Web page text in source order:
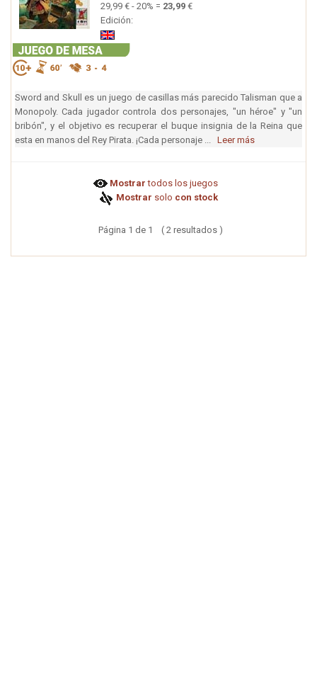
29,99 € - 20% = 23,99 €
Edición:
Sword and Skull es un juego de casillas más parecido Talisman que a
Monopoly. Cada jugador controla dos personajes, "un héroe" y "un
bribón", y el objetivo es recuperar el buque insignia de la Reina que
esta en manos del Rey Pirata. ¡Cada personaje ... Leer más
Mostrar todos los juegos
Mostrar solo con stock
Página 1 de 1 ( 2 resultados )